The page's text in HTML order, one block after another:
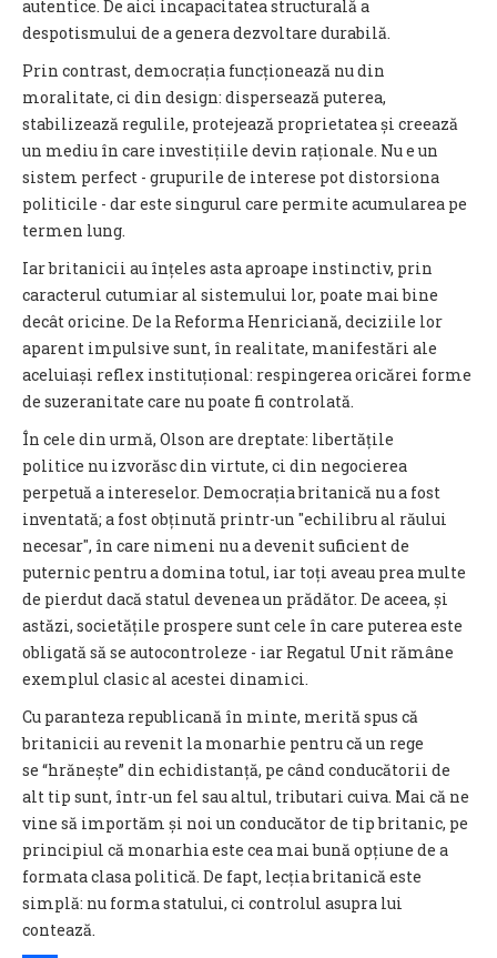
autentice. De aici incapacitatea structurală a
despotismului de a genera dezvoltare durabilă.
Prin contrast, democrația funcționează nu din
moralitate, ci din design: dispersează puterea,
stabilizează regulile, protejează proprietatea și creează
un mediu în care investițiile devin raționale. Nu e un
sistem perfect - grupurile de interese pot distorsiona
politicile - dar este singurul care permite acumularea pe
termen lung.
Iar britanicii au înțeles asta aproape instinctiv, prin
caracterul cutumiar al sistemului lor, poate mai bine
decât oricine. De la Reforma Henriciană, deciziile lor
aparent impulsive sunt, în realitate, manifestări ale
aceluiași reflex instituțional: respingerea oricărei forme
de suzeranitate care nu poate fi controlată.
În cele din urmă, Olson are dreptate: libertățile
politice nu izvorăsc din virtute, ci din negocierea
perpetuă a intereselor. Democrația britanică nu a fost
inventată; a fost obținută printr-un "echilibru al răului
necesar", în care nimeni nu a devenit suficient de
puternic pentru a domina totul, iar toți aveau prea multe
de pierdut dacă statul devenea un prădător. De aceea, și
astăzi, societățile prospere sunt cele în care puterea este
obligată să se autocontroleze - iar Regatul Unit rămâne
exemplul clasic al acestei dinamici.
Cu paranteza republicană în minte, merită spus că
britanicii au revenit la monarhie pentru că un rege
se “hrănește” din echidistanță, pe când conducătorii de
alt tip sunt, într-un fel sau altul, tributari cuiva. Mai că ne
vine să importăm și noi un conducător de tip britanic, pe
principiul că monarhia este cea mai bună opțiune de a
formata clasa politică. De fapt, lecția britanică este
simplă: nu forma statului, ci controlul asupra lui
contează.